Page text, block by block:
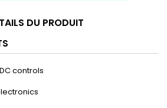
DU PRODUIT
controls